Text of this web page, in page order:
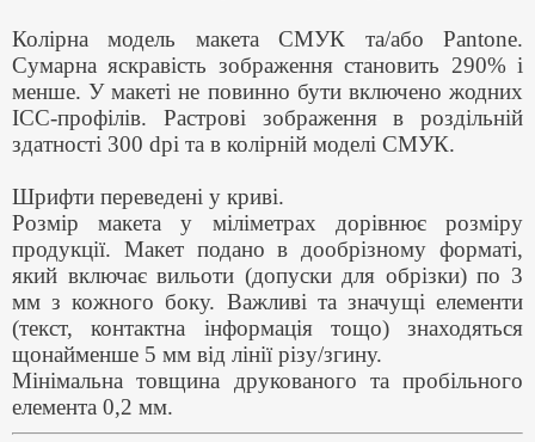
Колірна модель макета СМУК та/або Pantone.
Сумарна яскравість зображення становить 290% і
менше. У макеті не повинно бути включено жодних
ІСС-профілів. Растрові зображення в роздільній
здатності 300 dpi та в колірній моделі СМУК.
Шрифти переведені у криві.
Розмір макета у міліметрах дорівнює розміру
продукції. Макет подано в дообрізному форматі,
який включає вильоти (допуски для обрізки) по 3
мм з кожного боку. Важливі та значущі елементи
(текст, контактна інформація тощо) знаходяться
щонайменше 5 мм від лінії різу/згину.
Мінімальна товщина друкованого та пробільного
елемента 0,2 мм.